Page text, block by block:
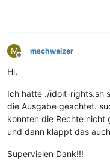
M
Offline
mschweizer
Hi,
Ich hatte ./idoit-rights.sh
die Ausgabe geachtet.
konnten die Rechte
und dann klappt das
Supervielen Dank!!!